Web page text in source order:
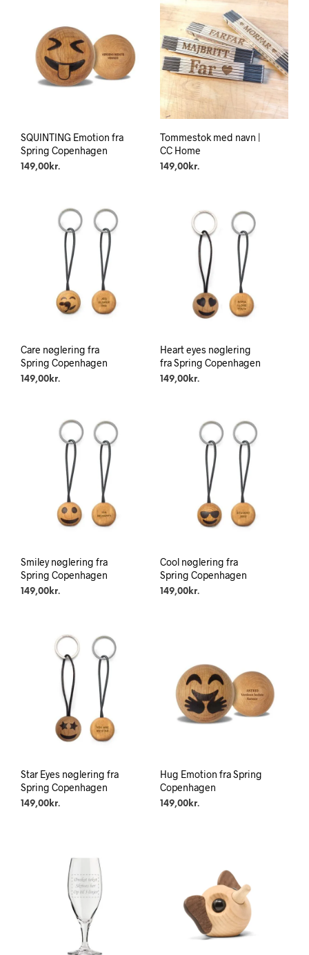
SQUINTING Emotion fra
Spring Copenhagen
149,00 kr.
Tommestok med navn |
CC Home
149,00kr.
Care nøglering fra
Spring Copenhagen
149,00 kr.
Heart eyes nøglering
fra Spring Copenhagen
149,00kr.
Smiley nøglering fra
Spring Copenhagen
149,00 kr.
Cool nøglering fra
Spring Copenhagen
149,00kr.
Star Eyes nøglering fra
Spring Copenhagen
149,00 kr.
Hug Emotion fra Spring
Copenhagen
149,00kr.